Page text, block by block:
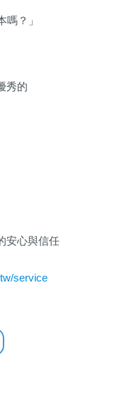
？」
秀的
安心與信任
service